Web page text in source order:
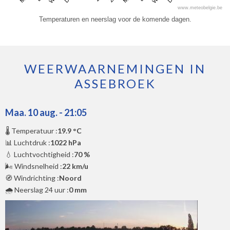
www.meteobelgie.be
Temperaturen en neerslag voor de komende dagen.
WEERWAARNEMINGEN IN
ASSEBROEK
Maa. 10 aug. - 21:05
🌡️ Temperatuur :19.9 °C
📊 Luchtdruk :1022 hPa
💧 Luchtvochtigheid :70 %
🌬️ Windsnelheid :22 km/u
🧭 Windrichting :Noord
🌧️ Neerslag 24 uur :0 mm